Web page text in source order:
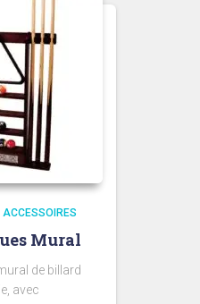
ACCESSOIRES
Mural
de billard
avec